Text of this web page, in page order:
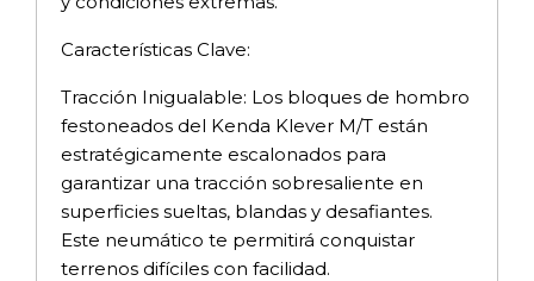
Características Clave:
Tracción Inigualable: Los bloques de hombro
festoneados del Kenda Klever M/T están
estratégicamente escalonados para
garantizar una tracción sobresaliente en
superficies sueltas, blandas y desafiantes.
Este neumático te permitirá conquistar
terrenos difíciles con facilidad.